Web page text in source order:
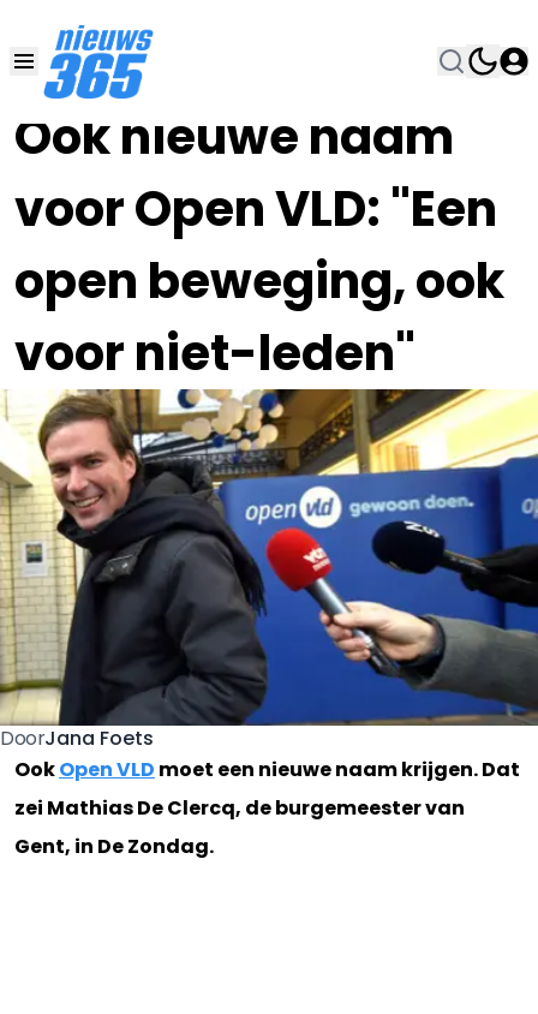
Ook nieuwe naam
voor Open VLD: "Een
open beweging, ook
voor niet-leden"
13 SEP 2020, 14:30
DoorJana Foets
OokOpen VLD moet een nieuwe naam krijgen. Dat
zei Mathias De Clercq, de burgemeester van
Gent, in De Zondag.